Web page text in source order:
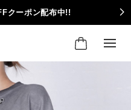
クーポン配布中!!